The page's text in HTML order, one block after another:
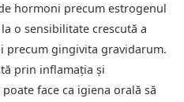
hormoni precum estrogenul
o sensibilitate crescută a
precum gingivita gravidarum.
prin inflamația și
face ca igiena orală să